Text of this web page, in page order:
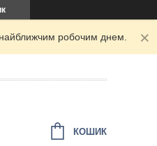
робочим днем.
КОШИК